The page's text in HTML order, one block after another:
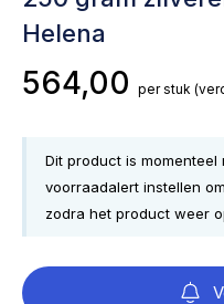
Helena
564,00 per stuk
Dit product is
voorraadalert instellen
zodra het product weer